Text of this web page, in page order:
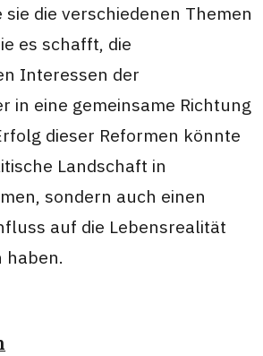
die verschiedenen Themen
es schafft, die
Interessen der
in eine gemeinsame Richtung
dieser Reformen könnte
Landschaft in
sondern auch einen
auf die Lebensrealität
haben.